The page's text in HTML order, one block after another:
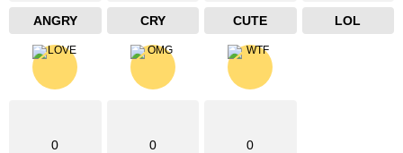
ANGRY CRY CUTE LOL
0 0 0